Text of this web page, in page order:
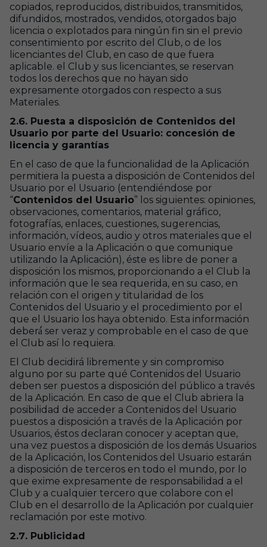
copiados, reproducidos, distribuidos, transmitidos,
difundidos, mostrados, vendidos, otorgados bajo
licencia o explotados para ningún fin sin el previo
consentimiento por escrito del Club, o de los
licenciantes del Club, en caso de que fuera
aplicable. el Club y sus licenciantes, se reservan
todos los derechos que no hayan sido
expresamente otorgados con respecto a sus
Materiales.
2.6. Puesta a disposición de Contenidos del
Usuario por parte del Usuario: concesión de
licencia y garantías
En el caso de que la funcionalidad de la Aplicación
permitiera la puesta a disposición de Contenidos del
Usuario por el Usuario (entendiéndose por
“Contenidos del Usuario” los siguientes: opiniones,
observaciones, comentarios, material gráfico,
fotografías, enlaces, cuestiones, sugerencias,
información, vídeos, audio y otros materiales que el
Usuario envíe a la Aplicación o que comunique
utilizando la Aplicación), éste es libre de poner a
disposición los mismos, proporcionando a el Club la
información que le sea requerida, en su caso, en
relación con el origen y titularidad de los
Contenidos del Usuario y el procedimiento por el
que el Usuario los haya obtenido. Esta información
deberá́ ser veraz y comprobable en el caso de que
el Club así lo requiera.
El Club decidirá libremente y sin compromiso
alguno por su parte qué Contenidos del Usuario
deben ser puestos a disposición del público a través
de la Aplicación. En caso de que el Club abriera la
posibilidad de acceder a Contenidos del Usuario
puestos a disposición a través de la Aplicación por
Usuarios, éstos declaran conocer y aceptan que,
una vez puestos a disposición de los demás Usuarios
de la Aplicación, los Contenidos del Usuario estarán
a disposición de terceros en todo el mundo, por lo
que exime expresamente de responsabilidad a el
Club y a cualquier tercero que colabore con el
Club en el desarrollo de la Aplicación por cualquier
reclamación por este motivo.
2.7. Publicidad